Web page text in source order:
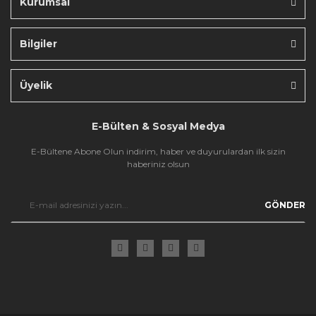
Bilgiler
Üyelik
E-Bülten & Sosyal Medya
E-Bültene Abone Olun indirim, haber ve duyurulardan ilk sizin
haberiniz olsun
GÖNDER